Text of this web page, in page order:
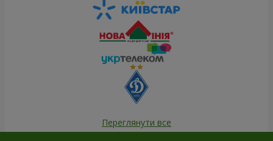
Переглянути все